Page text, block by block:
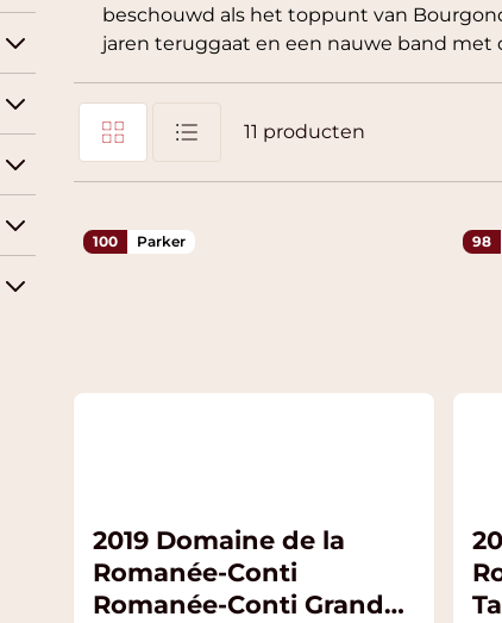
beschouwd als het toppunt van
jaren teruggaat en een nauwe band met
Tonen als 11 producten
100 Parker
2019 Domaine de la
Romanée-Conti
Romanée-Conti Grand
98